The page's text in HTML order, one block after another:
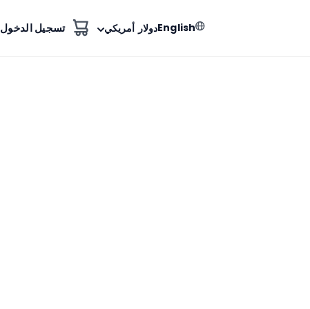
Englishدولار أمريكي تسجيل الدخول